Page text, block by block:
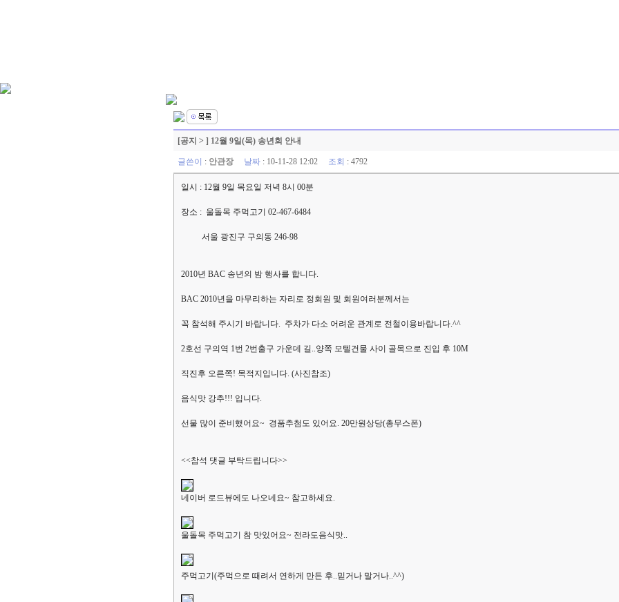
[공지 > ] 12월 9일(목) 송년회 안내
글쓴이 : 안관장 날짜: 10-11-28 12:02 조회 : 4792
일시 : 12월 9일 목요일 저녁 8시 00분
장소 : 울돌목 주먹고기 02-467-6484
서울 광진구 구의동 246-98
2010년 BAC 송년의 밤 행사를 합니다.
BAC 2010년을 마무리하는 자리로 정회원 및 회원여러분께서는
꼭 참석해 주시기 바랍니다. 주차가 다소 어려운 관계로 전철이용바랍니다.^^
2호선 구의역 1번 2번출구 가운데 길..양쪽 모텔건물 사이 골목으로 진입 후 10M
직진후 오른쪽! 목적지입니다. (사진참조)
음식맛 강추!!! 입니다.
선물 많이 준비했어요~ 경품추첨도 있어요. 20만원상당(총무스폰)
<<참석 댓글 부탁드립니다>>
네이버 로드뷰에도 나오네요~ 참고하세요.
울돌목 주먹고기 참 맛있어요~ 전라도음식맛..
주먹고기(주먹으로 때려서 연하게 만든 후..믿거나 말거나..^^)